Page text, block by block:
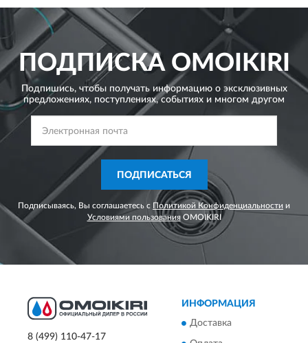
ПОДПИСКАOMOIKIRI
Подпишись, чтобы получать информацию о эксклюзивных
предложениях, поступлениях, событиях и многом другом
ПОДПИСАТЬСЯ
Подписываясь, Вы соглашаетесь с Политикой Конфиденциальности и
Условиями пользованияOMOIKIRI
8 (499) 110-47-17
ИНФОРМАЦИЯ
Доставка